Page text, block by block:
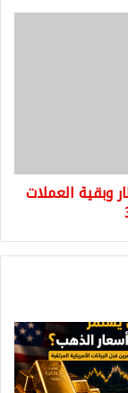
وبقية العملات